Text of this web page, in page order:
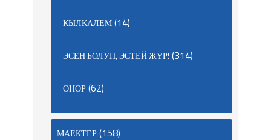
КЫЛКАЛЕМ(14)
ЭСЕН БОЛУП, ЭСТЕЙ ЖҮР! (314)
ӨНӨР(62)
МАЕКТЕР(158)